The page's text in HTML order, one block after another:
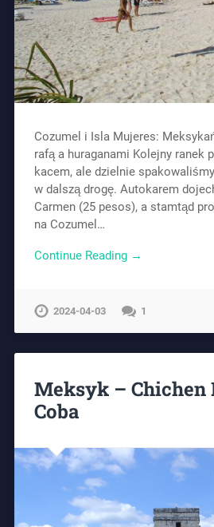
Cozumel i Isla Mujeres:
rafą a huraganami Kolejny ranek
kacem, ale dzielnie
w dalszą drogę. Autokarem
Carmen (25 pesos), a stamtąd
na Cozumel…
Continue Reading →
2024-04-03 1
Meksyk – Chichen
Coba